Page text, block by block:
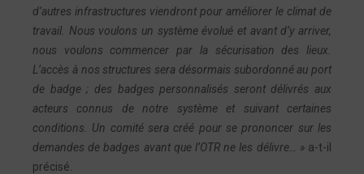
d’autres infrastructures viendront pour améliorer le climat de
travail. Nous voulons un système évolué et avant d’y arriver,
nous voulons commencer par la sécurisation des lieux.
L’accès à nos structures sera désormais subordonné au port
de badge ; des badges personnalisés seront délivrés aux
acteurs connus de notre système et suivant certaines
conditions. Un comité sera créé pour se prononcer sur les
demandes de badges avant que l’OTR ne les délivre… »a-t-il
précisé.